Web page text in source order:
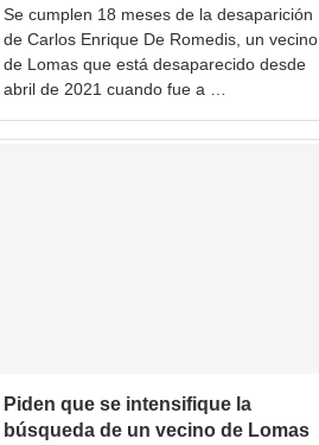
Se cumplen 18 meses de la desaparición
de Carlos Enrique De Romedis, un vecino
de Lomas que está desaparecido desde
abril de 2021 cuando fue a …
Piden que se intensifique la
búsqueda de un vecino de Lomas